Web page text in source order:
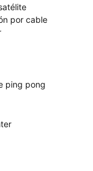
por cable
ping pong